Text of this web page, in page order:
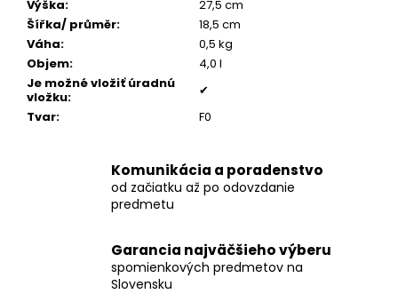
Výška:
27,5 cm
Šířka/ průměr:
18,5 cm
Váha:
0,5 kg
Objem:
4,0 l
Je možné vložiť úradnú
vložku:
✔
Tvar: F0
Komunikácia a poradenstvo
od začiatku až po odovzdanie
predmetu
Garancia najväčšieho výberu
spomienkových predmetov na
Slovensku
POZLÁTENÝ
PRSTEŇ
PERLEŤ
€160